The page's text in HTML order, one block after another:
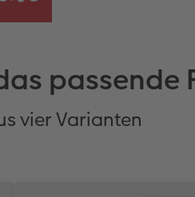
passende
vier Varianten